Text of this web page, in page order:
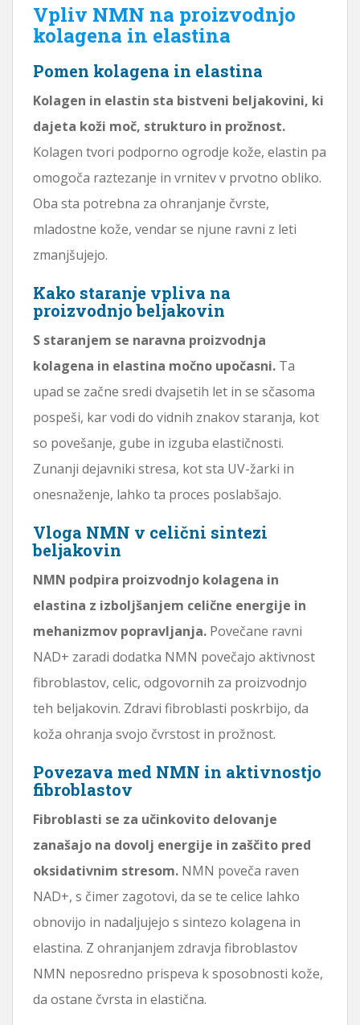
Vpliv NMN na proizvodnjo
kolagena in elastina
Pomen kolagena in elastina
Kolagen in elastin sta bistveni beljakovini, ki
dajeta koži moč, strukturo in prožnost.
Kolagen tvori podporno ogrodje kože, elastin pa
omogoča raztezanje in vrnitev v prvotno obliko.
Oba sta potrebna za ohranjanje čvrste,
mladostne kože, vendar se njune ravni z leti
zmanjšujejo.
Kako staranje vpliva na
proizvodnjo beljakovin
S staranjem se naravna proizvodnja
kolagena in elastina močno upočasni. Ta
upad se začne sredi dvajsetih let in se sčasoma
pospeši, kar vodi do vidnih znakov staranja, kot
so povešanje, gube in izguba elastičnosti.
Zunanji dejavniki stresa, kot sta UV-žarki in
onesnaženje, lahko ta proces poslabšajo.
Vloga NMN v celični sintezi
beljakovin
NMN podpira proizvodnjo kolagena in
elastina z izboljšanjem celične energije in
mehanizmov popravljanja. Povečane ravni
NAD+ zaradi dodatka NMN povečajo aktivnost
fibroblastov, celic, odgovornih za proizvodnjo
teh beljakovin. Zdravi fibroblasti poskrbijo, da
koža ohranja svojo čvrstost in prožnost.
Povezava med NMN in aktivnostjo
fibroblastov
Fibroblasti se za učinkovito delovanje
zanašajo na dovolj energije in zaščito pred
oksidativnim stresom. NMN poveča raven
NAD+, s čimer zagotovi, da se te celice lahko
obnovijo in nadaljujejo s sintezo kolagena in
elastina. Z ohranjanjem zdravja fibroblastov
NMN neposredno prispeva k sposobnosti kože,
da ostane čvrsta in elastična.